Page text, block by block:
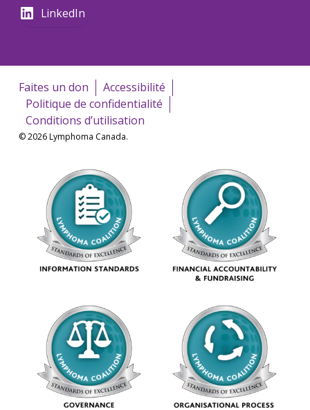
LinkedIn
Faites un don
Accessibilité
Politique de confidentialité
Conditions d’utilisation
© 2026 Lymphoma Canada.